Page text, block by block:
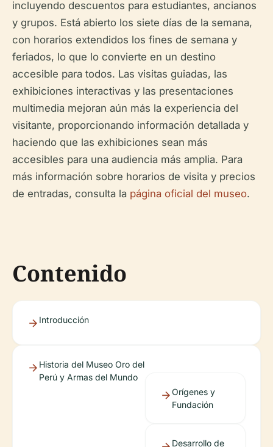
incluyendo descuentos para estudiantes, ancianos
y grupos. Está abierto los siete días de la semana,
con horarios extendidos los fines de semana y
feriados, lo que lo convierte en un destino
accesible para todos. Las visitas guiadas, las
exhibiciones interactivas y las presentaciones
multimedia mejoran aún más la experiencia del
visitante, proporcionando información detallada y
haciendo que las exhibiciones sean más
accesibles para una audiencia más amplia. Para
más información sobre horarios de visita y precios
de entradas, consulta la página oficial del museo.
Contenido
Introducción
Historia del Museo Oro del
Perú y Armas del Mundo
Orígenes y
Fundación
Desarrollo de